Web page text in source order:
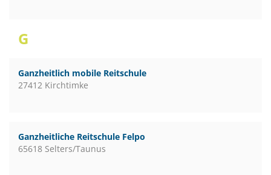
G
Ganzheitlich mobile Reitschule
27412 Kirchtimke
Ganzheitliche Reitschule Felpo
65618 Selters/Taunus